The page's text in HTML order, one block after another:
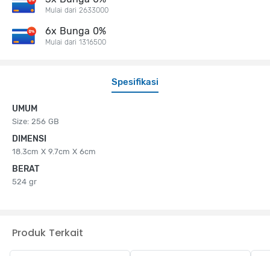
Spesifikasi
UMUM
Size: 256 GB
DIMENSI
18.3cm X 9.7cm X 6cm
BERAT
524 gr
Mulai dari 2633000
6x Bunga 0%
Mulai dari 1316500
Produk Terkait